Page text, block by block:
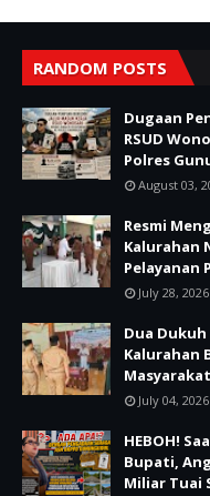
RANDOM POSTS
Dugaan
RSUD
Polres
August 03,
Resmi
Kalurahan
Pelayanan
July 28, 2026
Dua
Kalurahan
July 04, 2026
HEBOH!
Bupati,
Miliar Tuai